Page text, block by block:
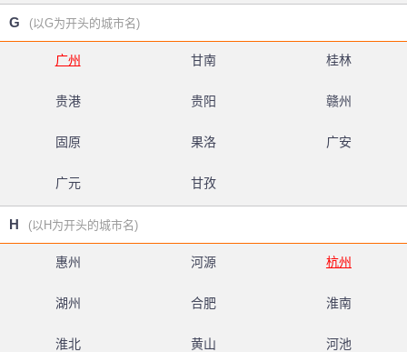
G (以G为开头的城市名)
广州 甘南 桂林
贵港 贵阳 赣州
固原 果洛 广安
广元 甘孜
H (以H为开头的城市名)
惠州 河源 杭州
湖州 合肥 淮南
淮北 黄山 河池